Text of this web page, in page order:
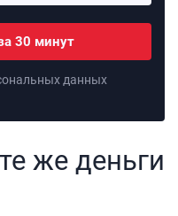
30 минут
данных
же деньги